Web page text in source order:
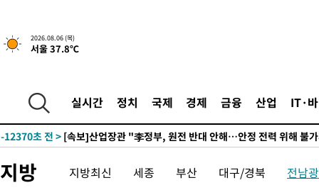
2026.08.06 (목)
서울 37.8℃
실시간 정치 국제 경제 금융 산업 IT·
-23634초 전 >손흥민, 5경기 연속골 실패…LAFC는 승부차기 끝 과달라하라
-16235초 전 > 내일까지 39도 '펄펄'…기상청 "태풍 지나며 폭염 잠시 꺾인
-15850초 전 >
"美간섭에 합의 지연"…트럼프, '이란 호르무즈 통제권' 수용
-12370초 전 >
-11067초 전 > [속보]경찰, '홍명보 선임 논란' 대한축구협회·축구회관 등 압
상
-10247초 전 >
[속보]코스피 매도사이드카 발동…4%대 급락
지방 지방최신 세종 부산 대구/경북 전남